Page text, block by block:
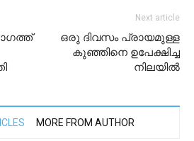
Next article
ഒരു ദിവസം പ്രായമുള്ള
കുഞ്ഞിനെ ഉപേക്ഷിച്ച
നിലയിൽ
MORE FROM AUTHOR